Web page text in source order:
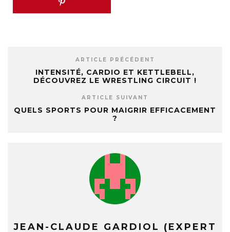
ARTICLE PRÉCÉDENT
INTENSITÉ, CARDIO ET KETTLEBELL,
DÉCOUVREZ LE WRESTLING CIRCUIT !
ARTICLE SUIVANT
QUELS SPORTS POUR MAIGRIR EFFICACEMENT
?
JEAN-CLAUDE GARDIOL (EXPERT